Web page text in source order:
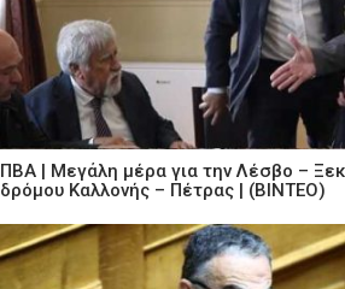
ΠΒΑ | Μεγάλη μέρα για την Λέσβο –
δρόμου Καλλονής – Πέτρας | (ΒΙΝΤΕΟ)